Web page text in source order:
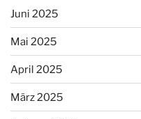
Juni 2025
Mai 2025
April 2025
März 2025